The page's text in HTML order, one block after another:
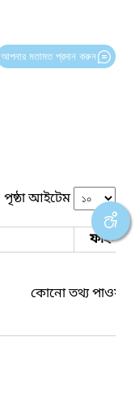
আপনার মতামত প্রদান করুন
পৃষ্ঠা আইটেম
ফাইল
কোনো তথ্য পাওয়া